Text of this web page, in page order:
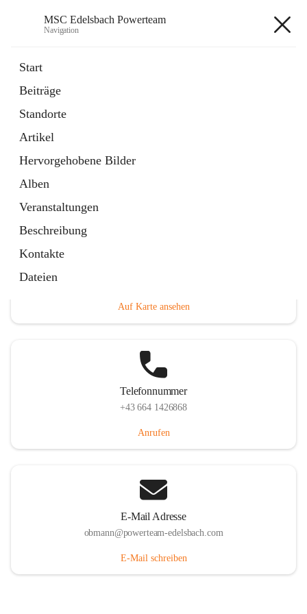
MSC Edelsbach Powerteam
Navigation
Start
Beiträge
Standorte
Artikel
Hervorgehobene Bilder
Alben
Veranstaltungen
Beschreibung
Kontakte
Dateien
Datei
in
Tab
Unsere Modellautobahn LIVE
Artikel
öffnet
in
neuem
Tab
Edelsbach 75a, 8332 Edelsbach bei Feldbach, AUT
Auf Karte ansehen
Telefonnummer
+43 664 1426868
Anrufen
E-Mail Adresse
obmann@powerteam-edelsbach.com
E-Mail schreiben